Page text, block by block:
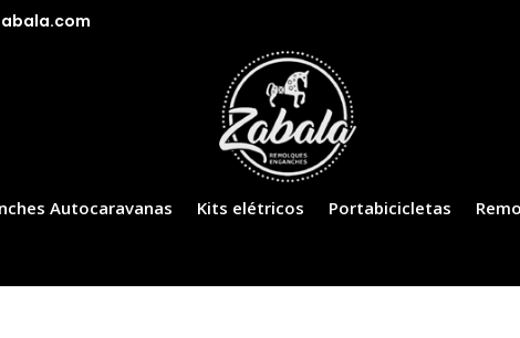
Autocaravanas Kits elétricos Portabicicletas